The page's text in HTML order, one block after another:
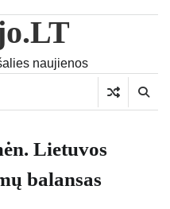
naujienos
Lietuvos
balansas